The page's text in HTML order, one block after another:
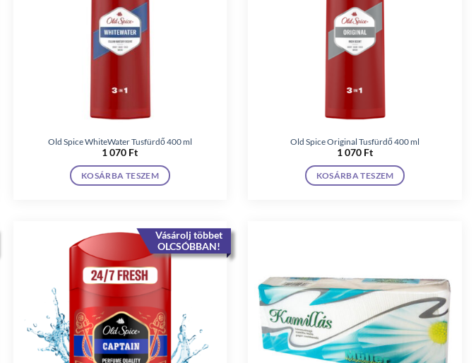
Old Spice WhiteWater Tusfürdő 400 ml
1 070 Ft
KOSÁRBA TESZEM
Old Spice Original Tusfürdő 400 ml
1 070 Ft
KOSÁRBA TESZEM
Vásárolj többet
OLCSÓBBAN!